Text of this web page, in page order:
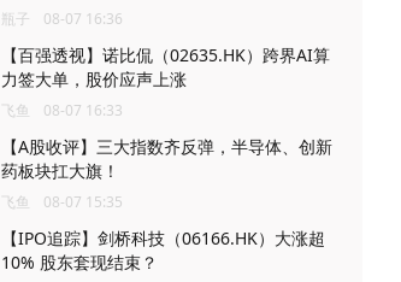
瓶子 08-07 16:36
【百强透视】诺比侃（02635.HK）跨界AI算
力签大单，股价应声上涨
飞鱼 08-07 16:33
【A股收评】三大指数齐反弹，半导体、创新
药板块扛大旗！
飞鱼 08-07 15:35
【IPO追踪】剑桥科技（06166.HK）大涨超
10% 股东套现结束？